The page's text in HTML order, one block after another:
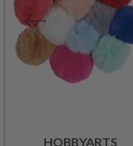
HOBBYARTS